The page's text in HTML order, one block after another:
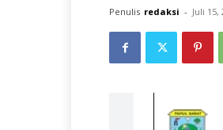
Penulis redaksi - Juli 15,